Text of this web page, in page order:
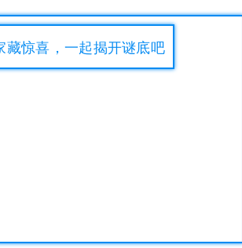
惊喜，一起揭开谜底吧